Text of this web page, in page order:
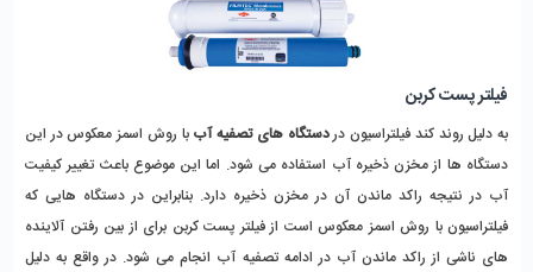
فیلتر پست کربن
به دلیل روند کند فیلتراسیون دردستگاه های تصفیه آب با روش اسمز معکوس در این
دستگاه ها از مخزن ذخیره آب استفاده می شود. اما این موضوع باعث تغییر کیفیت
آب در نتیجه راکد ماندن آن در مخزن ذخیره دارد. بنابراین در دستگاه هایی که
فیلتراسیون با روش اسمز معکوس است از فیلتر پست کربن برای از بین رفتن آلاینده
های ناشی از راکد ماندن آب در ادامه تصفیه آب انجام می شود. در واقع به دلیل